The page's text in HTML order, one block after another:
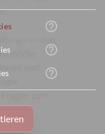
help_outline
help_outline
help_outline
und